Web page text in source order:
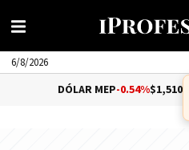
6/8/2026
DÓLAR MEP-0.54%$1,510.79